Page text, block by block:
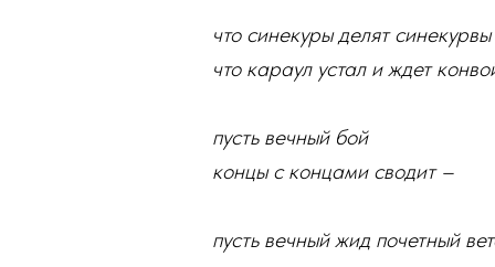
что синекуры делят синекурвы
что караул устал и ждет
пусть вечный бой
концы с концами сводит –
пусть вечный жид почетный